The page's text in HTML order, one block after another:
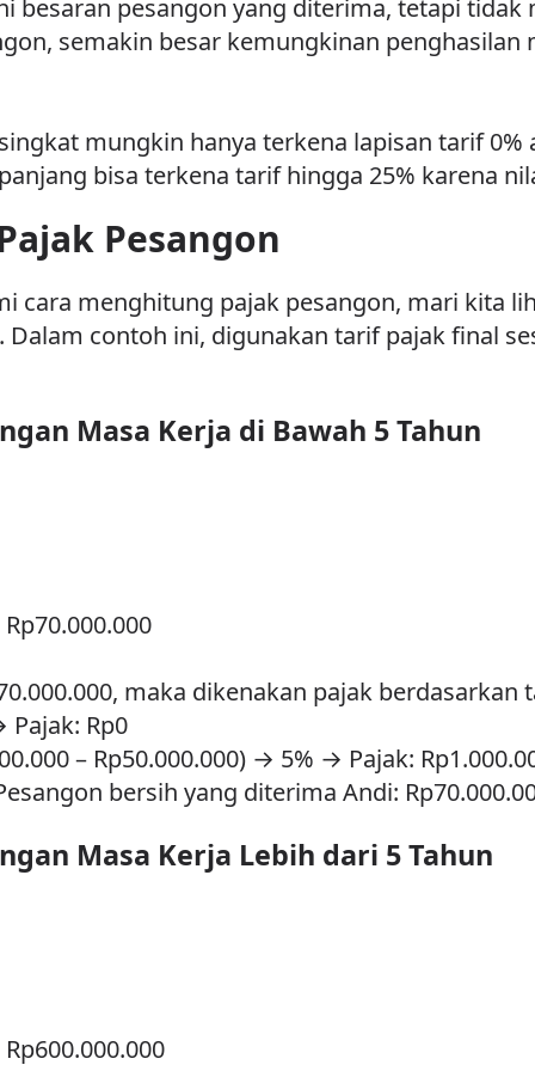
besaran pesangon yang diterima, tetapi
semakin besar kemungkinan penghasilan
mungkin hanya terkena lapisan tarif 0%
bisa terkena tarif hingga 25% karena
Pesangon
cara menghitung pajak pesangon, mari kita
contoh ini, digunakan tarif pajak final
Masa Kerja di Bawah 5 Tahun
maka dikenakan pajak
Rp0
– Rp50.000.000) → 5% → Pajak:
bersih yang diterima Andi:
Masa Kerja Lebih dari 5 Tahun